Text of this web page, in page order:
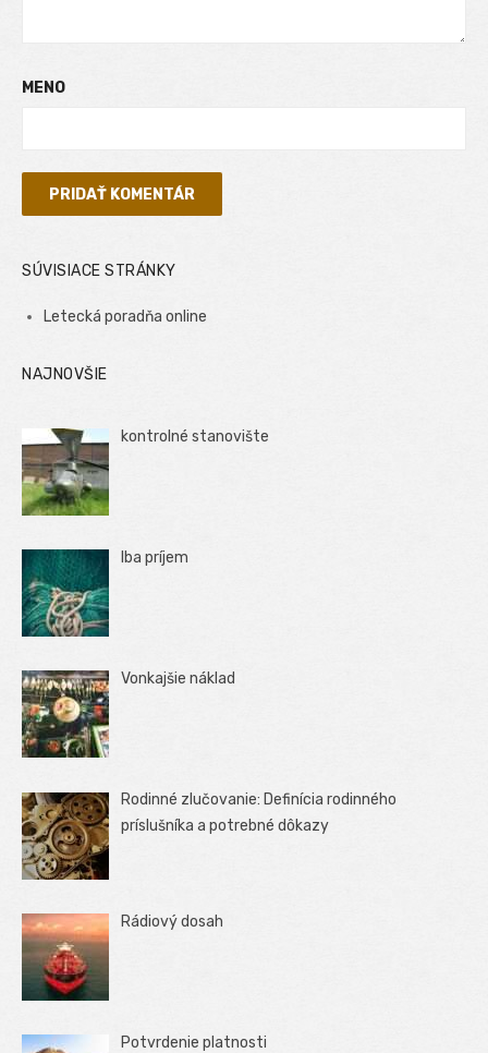
MENO
SÚVISIACE STRÁNKY
Letecká poradňa online
NAJNOVŠIE
kontrolné stanovište
Iba príjem
Vonkajšie náklad
Rodinné zlučovanie: Definícia rodinného
príslušníka a potrebné dôkazy
Rádiový dosah
Potvrdenie platnosti